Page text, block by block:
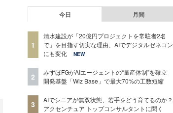
今日 月間
1
清水建設が「20億円プロジェクトを常駐者2名
で」を目指す切実な理由、AIでデジタルゼネコン
にも変化
NEW
2
みずほFGがAIエージェントの“量産体制”を確立
開発基盤「Wiz Base」で最大70%の工数短縮
3
AIでシニアが無双状態、若手をどう育てるのか？
アクセンチュア トップコンサルタントに聞く